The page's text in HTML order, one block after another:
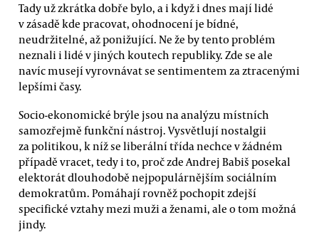
Tady už zkrátka dobře bylo, a i když i dnes mají lidé
v zásadě kde pracovat, ohodnocení je bídné,
neudržitelné, až ponižující. Ne že by tento problém
neznali i lidé v jiných koutech republiky. Zde se ale
navíc musejí vyrovnávat se sentimentem za ztracenými
lepšími časy.
Socio-ekonomické brýle jsou na analýzu místních
samozřejmě funkční nástroj. Vysvětlují nostalgii
za politikou, k níž se liberální třída nechce v žádném
případě vracet, tedy i to, proč zde Andrej Babiš posekal
elektorát dlouhodobě nejpopulárnějším sociálním
demokratům. Pomáhají rovněž pochopit zdejší
specifické vztahy mezi muži a ženami, ale o tom možná
jindy.